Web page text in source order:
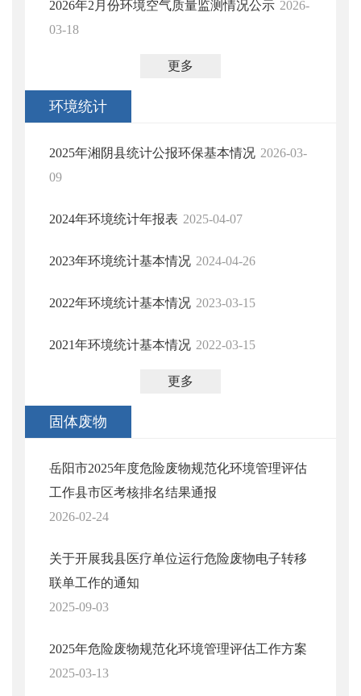
2026年2月份环境空气质量监测情况公示 2026-
03-18
更多
环境统计
2025年湘阴县统计公报环保基本情况 2026-03-
09
2024年环境统计年报表 2025-04-07
2023年环境统计基本情况 2024-04-26
2022年环境统计基本情况 2023-03-15
2021年环境统计基本情况 2022-03-15
更多
固体废物
岳阳市2025年度危险废物规范化环境管理评估
工作县市区考核排名结果通报
2026-02-24
关于开展我县医疗单位运行危险废物电子转移
联单工作的通知
2025-09-03
2025年危险废物规范化环境管理评估工作方案
2025-03-13